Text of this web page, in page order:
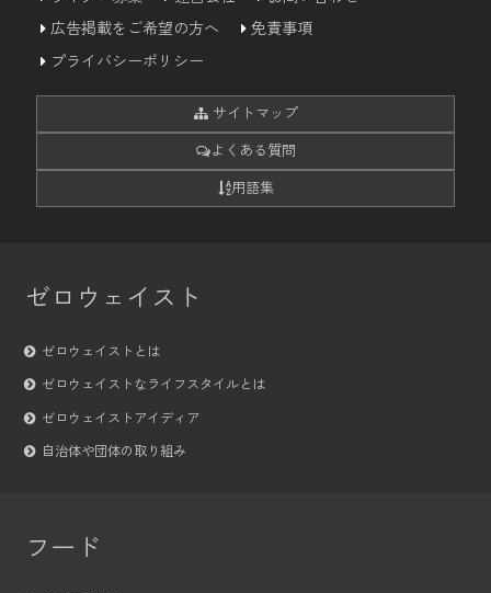
広告掲載をご希望の方へ
免責事項
プライバシーポリシー
サイトマップ
よくある質問
用語集
ゼロウェイスト
ゼロウェイストとは
ゼロウェイストなライフスタイルとは
ゼロウェイストアイディア
自治体や団体の取り組み
フード